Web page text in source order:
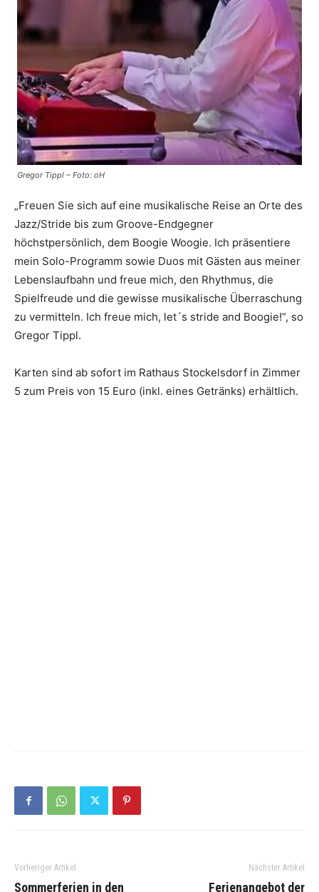
Gregor Tippl – Foto: oH
„Freuen Sie sich auf eine musikalische Reise an Orte des
Jazz/Stride bis zum Groove-Endgegner
höchstpersönlich, dem Boogie Woogie. Ich präsentiere
mein Solo-Programm sowie Duos mit Gästen aus meiner
Lebenslaufbahn und freue mich, den Rhythmus, die
Spielfreude und die gewisse musikalische Überraschung
zu vermitteln. Ich freue mich, let´s stride and Boogie!“, so
Gregor Tippl.
Karten sind ab sofort im Rathaus Stockelsdorf in Zimmer
5 zum Preis von 15 Euro (inkl. eines Getränks) erhältlich.
Vorheriger Artikel
Sommerferien in den
Nächster Artikel
Ferienangebot der